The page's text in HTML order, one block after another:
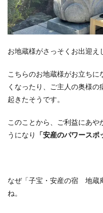
お地蔵様がさっそくお出迎え
こちらのお地蔵様がお立ち
くなったり、ご主人の奥様
起きたそうです。
このことから、ご利益にあや
うになり
「安産のパワースポ
なぜ「子宝・安産の宿 地蔵
ね。